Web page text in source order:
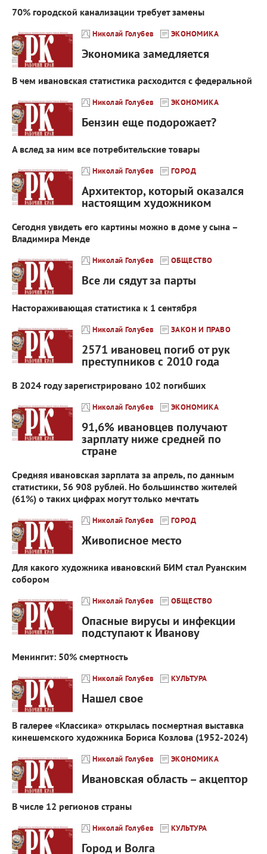
70% городской канализации требует замены
Николай Голубев ЭКОНОМИКА
Экономика замедляется
В чем ивановская статистика расходится с федеральной
Николай Голубев ЭКОНОМИКА
Бензин еще подорожает?
А вслед за ним все потребительские товары
Николай Голубев ГОРОД
Архитектор, который оказался
настоящим художником
Сегодня увидеть его картины можно в доме у сына –
Владимира Менде
Николай Голубев ОБЩЕСТВО
Все ли сядут за парты
Настораживающая статистика к 1 сентября
Николай Голубев ЗАКОН И ПРАВО
2571 ивановец погиб от рук
преступников с 2010 года
В 2024 году зарегистрировано 102 погибших
Николай Голубев ЭКОНОМИКА
91,6% ивановцев получают
зарплату ниже средней по
стране
Средняя ивановская зарплата за апрель, по данным
статистики, 56 908 рублей. Но большинство жителей
(61%) о таких цифрах могут только мечтать
Николай Голубев ГОРОД
Живописное место
Для какого художника ивановский БИМ стал Руанским
собором
Николай Голубев ОБЩЕСТВО
Опасные вирусы и инфекции
подступают к Иванову
Менингит: 50% смертность
Николай Голубев КУЛЬТУРА
Нашел свое
В галерее «Классика» открылась посмертная выставка
кинешемского художника Бориса Козлова (1952-2024)
Николай Голубев ЭКОНОМИКА
Ивановская область – акцептор
В числе 12 регионов страны
Николай Голубев КУЛЬТУРА
Город и Волга